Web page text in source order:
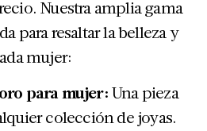
Nuestra amplia gama
para resaltar la belleza y
mujer:
para mujer: Una pieza
colección de joyas.